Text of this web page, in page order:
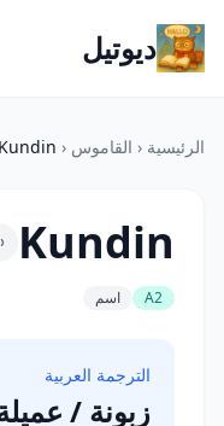
ديوتيل
الرئيسية ‹ القاموس ‹
Kundin
Kundin
A2 اسم
الترجمة العربية
زبونة /